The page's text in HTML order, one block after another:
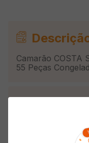
Camarão COSTA
55 Peças
Armazenamento